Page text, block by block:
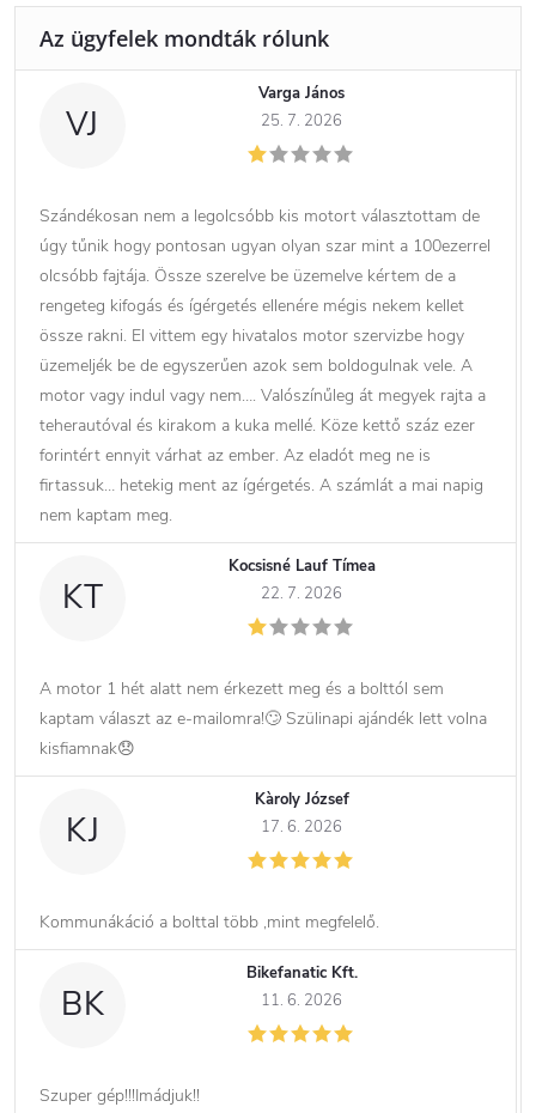
VJ
Varga János
25. 7. 2026
Szándékosan nem a legolcsóbb kis motort választottam de
úgy tűnik hogy pontosan ugyan olyan szar mint a 100ezerrel
olcsóbb fajtája. Össze szerelve be üzemelve kértem de a
rengeteg kifogás és ígérgetés ellenére mégis nekem kellet
össze rakni. El vittem egy hivatalos motor szervizbe hogy
üzemeljék be de egyszerűen azok sem boldogulnak vele. A
motor vagy indul vagy nem…. Valószínűleg át megyek rajta a
teherautóval és kirakom a kuka mellé. Köze kettő száz ezer
forintért ennyit várhat az ember. Az eladót meg ne is
firtassuk… hetekig ment az ígérgetés. A számlát a mai napig
nem kaptam meg.
KT
Kocsisné Lauf Tímea
22. 7. 2026
A motor 1 hét alatt nem érkezett meg és a bolttól sem
kaptam választ az e-mailomra!🙄 Szülinapi ajándék lett volna
kisfiamnak😞
KJ
Kàroly József
17. 6. 2026
Kommunákáció a bolttal több ,mint megfelelő.
BK
Bikefanatic Kft.
11. 6. 2026
Szuper gép!!!Imádjuk!!